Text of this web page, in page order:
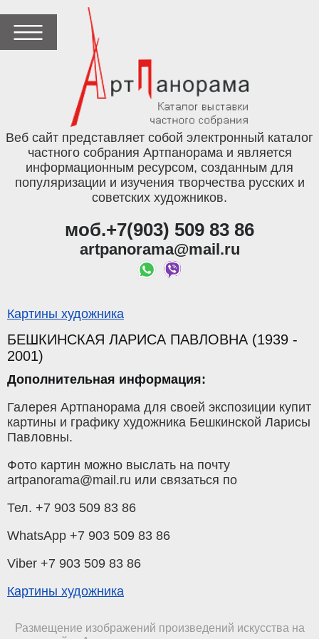
Веб сайт представляет собой электронный каталог
частного собрания Артпанорама и является
информационным ресурсом, созданным для
популяризации и изучения творчества русских и
советских художников.
моб.+7(903) 509 83 86
artpanorama@mail.ru
Картины художника
БЕШКИНСКАЯ ЛАРИСА ПАВЛОВНА (1939 -
2001)
Дополнительная информация:
Галерея Артпанорама для своей экспозиции купит
картины и графику художника Бешкинской Ларисы
Павловны.
Фото картин можно выслать на почту
artpanorama@mail.ru или связаться по
Тел. +7 903 509 83 86
WhatsApp +7 903 509 83 86
Viber +7 903 509 83 86
Картины художника
Размещение изображений произведений искусства на